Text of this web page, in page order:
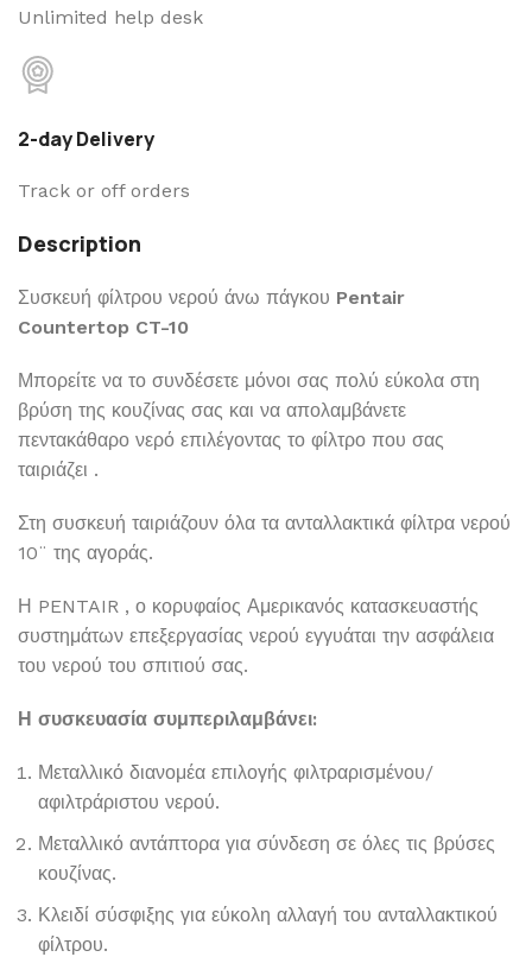
Unlimited help desk
2-day Delivery
Track or off orders
Description
Συσκευή φίλτρου νερού άνω πάγκου Pentair
Countertop CT-10
Μπορείτε να το συνδέσετε μόνοι σας πολύ εύκολα στη
βρύση της κουζίνας σας και να απολαμβάνετε
πεντακάθαρο νερό επιλέγοντας το φίλτρο που σας
ταιριάζει .
Στη συσκευή ταιριάζουν όλα τα ανταλλακτικά φίλτρα νερού
10¨ της αγοράς.
Η PENTAIR , ο κορυφαίος Αμερικανός κατασκευαστής
συστημάτων επεξεργασίας νερού εγγυάται την ασφάλεια
του νερού του σπιτιού σας.
Η συσκευασία συμπεριλαμβάνει:
Μεταλλικό διανομέα επιλογής φιλτραρισμένου/
αφιλτράριστου νερού.
Μεταλλικό αντάπτορα για σύνδεση σε όλες τις βρύσες
κουζίνας.
Κλειδί σύσφιξης για εύκολη αλλαγή του ανταλλακτικού
φίλτρου.